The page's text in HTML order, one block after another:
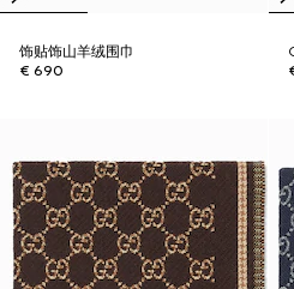
饰贴饰山羊绒围巾
€ 690